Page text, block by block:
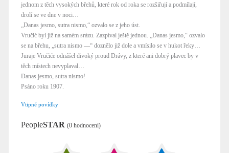
jednom z těch vysokých břehů, které rok od roka se rozšiřují a podmílají,
drolí se ve dne v noci…
„Danas jesmo, sutra nismo,“ ozvalo se z jeho úst.
Vručić byl již na samém srázu. Zazpíval ještě jednou. „Danas jesmo,“ ozvalo
se na břehu, „sutra nismo —“ doznělo již dole a vmísilo se v hukot řeky…
Juraje Vručiće odnášel divoký proud Drávy, z které ani dobrý plavec by v
těch místech nevyplaval…
Danas jesmo, sutra nismo!
Psáno roku 1907.
Vtipné povídky
PeopleSTAR (0 hodnocení)